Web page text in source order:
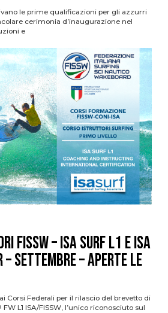
le prime qualificazioni per gli azzurri
cerimonia d’inaugurazione nel
e
FISSW – ISA SURF L1 e ISA
– APERTE LE
Corsi Federali per il rilascio del brevetto di
L1 ISA/FISSW, l’unico riconosciuto sul